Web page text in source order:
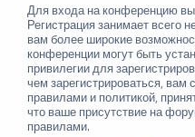
Для входа на конференцию
Регистрация занимает всего
вам более широкие
конференции могут быть
привилегии для
чем зарегистрироваться, вам
правилами и политикой,
что ваше присутствие на
правилами.